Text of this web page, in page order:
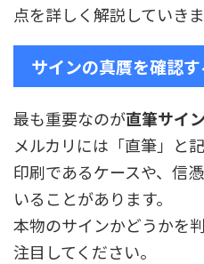
点を詳しく解説していきま
サインの真贋を確認す
最も重要なのが直筆サイ
メルカリには「直筆」と
印刷であるケースや、信
いることがあります。
本物のサインかどうかを
注目してください。